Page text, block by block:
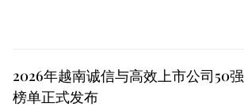
2026年越南诚信与高效上市公司50强
榜单正式发布